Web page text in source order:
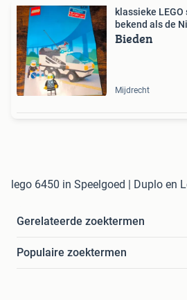
klassieke LEGO
bekend als de
Bieden
Mijdrecht
lego 6450 in Speelgoed | Duplo en
Gerelateerde zoektermen
Populaire zoektermen